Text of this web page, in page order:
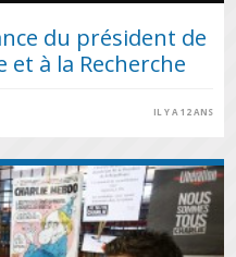
du président de
et à la Recherche
IL Y A 12 ANS